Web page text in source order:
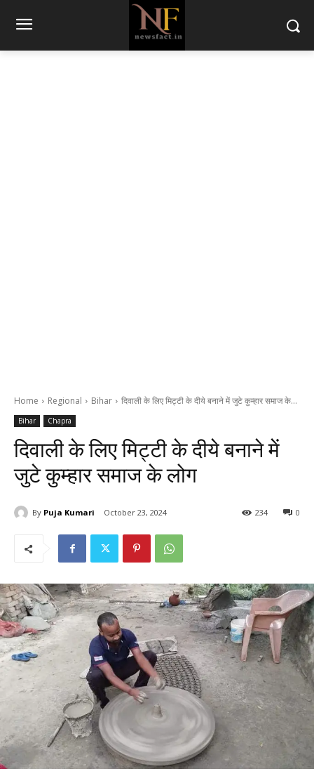
Home Regional Bihar दिवाली के लिए मिट्टी के दीये बनाने में जुटे कुम्हार समाज के...
Bihar Chapra
दिवाली के लिए मिट्टी के दीये बनाने में
जुटे कुम्हार समाज के लोग
By Puja Kumari October 23, 2024 0
234